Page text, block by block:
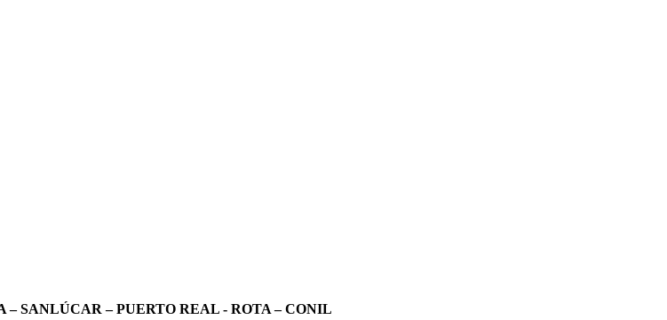
SANLÚCAR – PUERTO REAL - ROTA – CONIL